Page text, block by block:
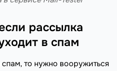
рассылка
в спам
то нужно вооружиться